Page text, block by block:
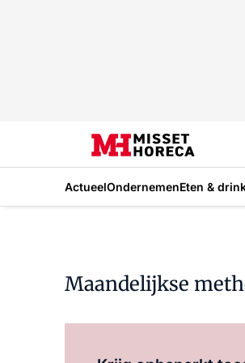
ActueelOndernemenEten &
Maandelijkse